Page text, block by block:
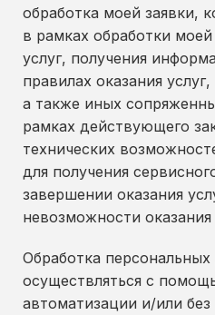
обработка моей заявки,
в рамках обработки моей
услуг, получения
правилах оказания
а также иных
рамках действующего
технических
для получения
завершении оказания
невозможности оказания
Обработка
осуществляться с
автоматизации и/или без